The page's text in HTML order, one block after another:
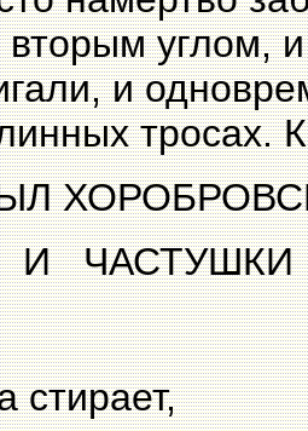
углом,
и
тросах.
ЧАСТУШКИ
стирает,